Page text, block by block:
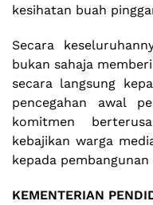
kesihatan buah
Secara
bukan sahaja
secara langsung
pencegahan awal
komitmen
kebajikan warga
kepada pembangunan
KEMENTERIAN